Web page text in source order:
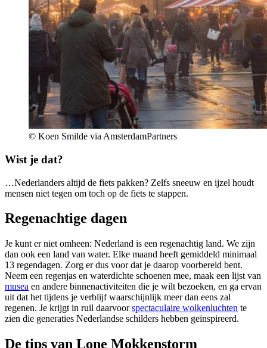
© Koen Smilde via AmsterdamPartners
Wist je dat?
…Nederlanders altijd de fiets pakken? Zelfs sneeuw en ijzel houdt
mensen niet tegen om toch op de fiets te stappen.
Regenachtige dagen
Je kunt er niet omheen: Nederland is een regenachtig land. We zijn
dan ook een land van water. Elke maand heeft gemiddeld minimaal
13 regendagen. Zorg er dus voor dat je daarop voorbereid bent.
Neem een regenjas en waterdichte schoenen mee, maak een lijst van
musea en andere binnenactiviteiten die je wilt bezoeken, en ga ervan
uit dat het tijdens je verblijf waarschijnlijk meer dan eens zal
regenen. Je krijgt in ruil daarvoorspectaculaire wolkenluchten te
zien die generaties Nederlandse schilders hebben geïnspireerd.
De tips van Lone Mokkenstorm